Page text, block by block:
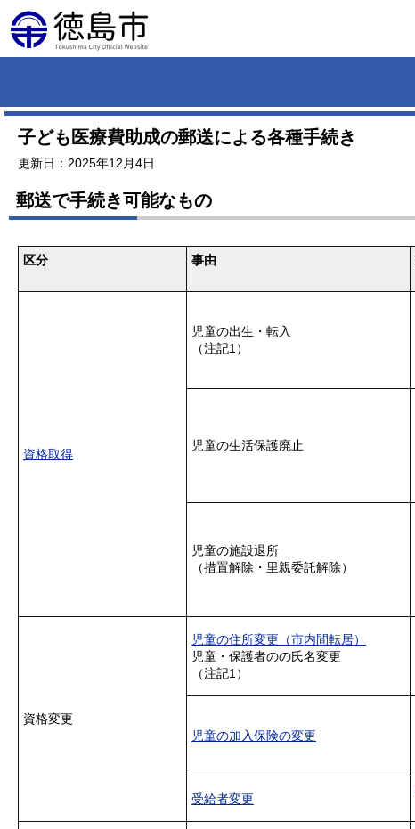
子ども医療費助成の郵送による各種手続き
更新日：2025年12月4日
郵送で手続き可能なもの
区分
事由
資格取得
児童の出生・転入
（注記1）
児童の生活保護廃止
児童の施設退所
（措置解除・里親委託解除）
資格変更
児童の住所変更（市内間転居）
児童・保護者のの氏名変更
（注記1）
児童の加入保険の変更
受給者変更